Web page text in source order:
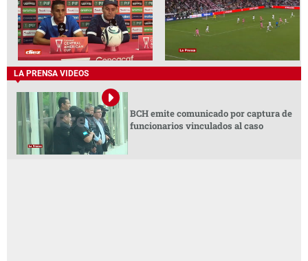
LA PRENSA VIDEOS
BCH emite comunicado por captura de
funcionarios vinculados al caso